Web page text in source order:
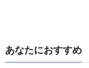
あなたにおすすめ